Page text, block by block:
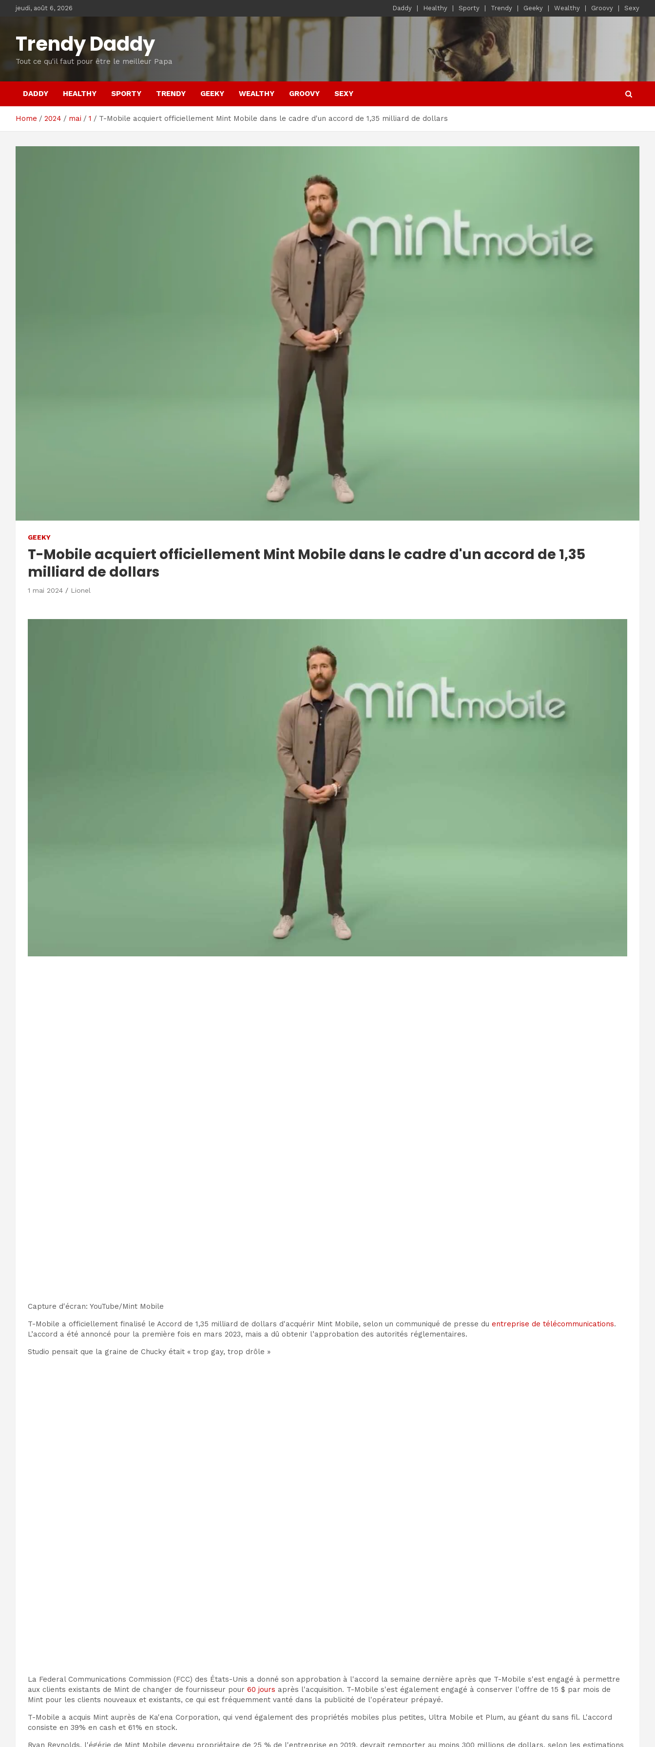
jeudi, août 6, 2026 Daddy Healthy Sporty Trendy Geeky Wealthy Groovy Sexy
Trendy Daddy
Tout ce qu'il faut pour être le meilleur Papa
DADDY HEALTHY SPORTY TRENDY GEEKY WEALTHY GROOVY SEXY
Home 2024 mai 1 T-Mobile acquiert officiellement Mint Mobile dans le cadre d'un accord de 1,35 milliard de dollars
GEEKY
T-Mobile acquiert officiellement Mint Mobile dans le cadre d'un accord de 1,35
milliard de dollars
1 mai 2024 Lionel
Capture d'écran: YouTube/Mint Mobile
T-Mobile a officiellement finalisé le Accord de 1,35 milliard de dollars d'acquérir Mint Mobile, selon un communiqué de presse du entreprise de télécommunications.
L’accord a été annoncé pour la première fois en mars 2023, mais a dû obtenir l’approbation des autorités réglementaires.
Studio pensait que la graine de Chucky était « trop gay, trop drôle »
La Federal Communications Commission (FCC) des États-Unis a donné son approbation à l'accord la semaine dernière après que T-Mobile s'est engagé à permettre
aux clients existants de Mint de changer de fournisseur pour 60 jours après l'acquisition. T-Mobile s'est également engagé à conserver l'offre de 15 $ par mois de
Mint pour les clients nouveaux et existants, ce qui est fréquemment vanté dans la publicité de l'opérateur prépayé.
T-Mobile a acquis Mint auprès de Ka'ena Corporation, qui vend également des propriétés mobiles plus petites, Ultra Mobile et Plum, au géant du sans fil. L'accord
consiste en 39% en cash et 61% en stock.
Ryan Reynolds, l'égérie de Mint Mobile devenu propriétaire de 25 % de l'entreprise en 2019, devrait remporter au moins 300 millions de dollars, selon les estimations